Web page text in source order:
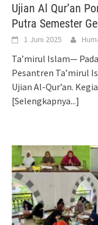
Ujian Al Qur’an
Putra Semester
1 Juni 2025
Ta’mirul Islam—
Pesantren Ta’mirul
Ujian Al-Qur’an.
[Selengkapnya...]